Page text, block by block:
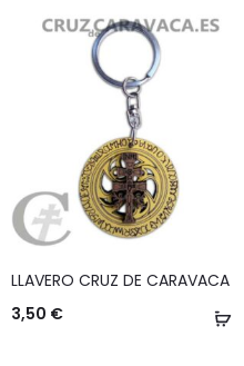
LLAVERO CRUZ DE CARAVACA
3,50 €